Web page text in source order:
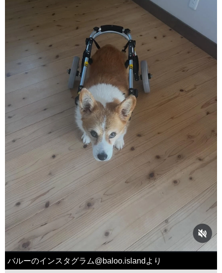
バルーのインスタグラム@baloo.islandより